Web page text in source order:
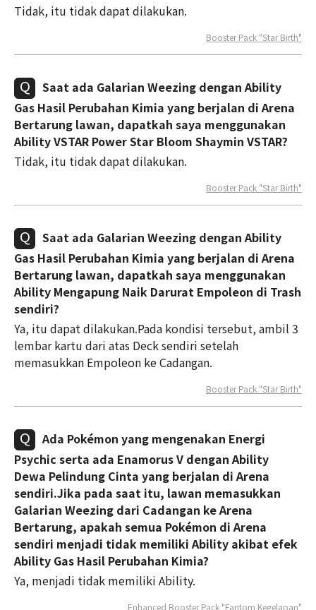
Tidak, itu tidak dapat dilakukan.
Booster Pack "Star Birth"
Saat ada Galarian Weezing dengan Ability
Gas Hasil Perubahan Kimia yang berjalan di Arena
Bertarung lawan, dapatkah saya menggunakan
Ability VSTAR Power Star Bloom Shaymin VSTAR?
Tidak, itu tidak dapat dilakukan.
Booster Pack "Star Birth"
Saat ada Galarian Weezing dengan Ability
Gas Hasil Perubahan Kimia yang berjalan di Arena
Bertarung lawan, dapatkah saya menggunakan
Ability Mengapung Naik Darurat Empoleon di Trash
sendiri?
Ya, itu dapat dilakukan.Pada kondisi tersebut, ambil 3
lembar kartu dari atas Deck sendiri setelah
memasukkan Empoleon ke Cadangan.
Booster Pack "Star Birth"
Ada Pokémon yang mengenakan Energi
Psychic serta ada Enamorus V dengan Ability
Dewa Pelindung Cinta yang berjalan di Arena
sendiri.Jika pada saat itu, lawan memasukkan
Galarian Weezing dari Cadangan ke Arena
Bertarung, apakah semua Pokémon di Arena
sendiri menjadi tidak memiliki Ability akibat efek
Ability Gas Hasil Perubahan Kimia?
Ya, menjadi tidak memiliki Ability.
Enhanced Booster Pack "Fantom Kegelapan"